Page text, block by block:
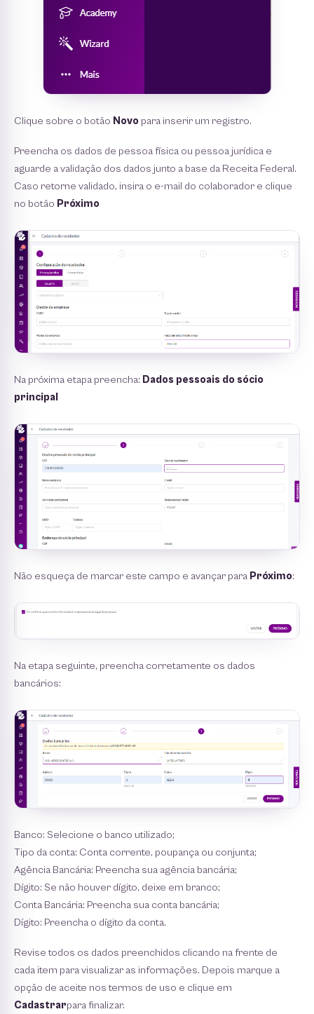
Clique sobre o botão Novo para inserir um registro.
Preencha os dados de pessoa física ou pessoa jurídica e
aguarde a validação dos dados junto a base da Receita Federal.
Caso retorne validado, insira o e-mail do colaborador e clique
no botão Próximo
Na próxima etapa preencha: Dados pessoais do sócio
principal
Não esqueça de marcar este campo e avançar para Próximo:
Na etapa seguinte, preencha corretamente os dados
bancários:
Banco: Selecione o banco utilizado;
Tipo da conta: Conta corrente, poupança ou conjunta;
Agência Bancária: Preencha sua agência bancária;
Dígito: Se não houver dígito, deixe em branco;
Conta Bancária: Preencha sua conta bancária;
Dígito: Preencha o dígito da conta.
Revise todos os dados preenchidos clicando na frente de
cada item para visualizar as informações. Depois marque a
opção de aceite nos termos de uso e clique em
Cadastrarpara finalizar.